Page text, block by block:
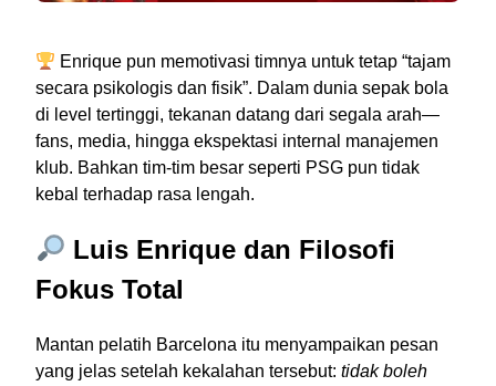
Enrique pun memotivasi timnya untuk tetap “tajam
secara psikologis dan fisik”. Dalam dunia sepak bola
di level tertinggi, tekanan datang dari segala arah—
fans, media, hingga ekspektasi internal manajemen
klub. Bahkan tim-tim besar seperti PSG pun tidak
kebal terhadap rasa lengah.
Luis Enrique dan Filosofi
Fokus Total
Mantan pelatih Barcelona itu menyampaikan pesan
yang jelas setelah kekalahan tersebut: tidak boleh